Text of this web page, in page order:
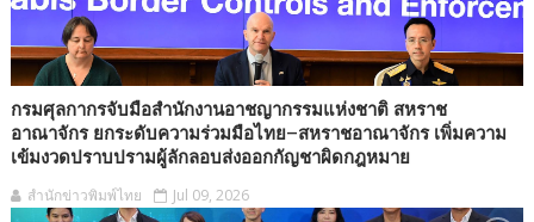
กรมศุลกากรจับมือสำนักงานอาชญากรรมแห่งชาติ สหราช
อาณาจักร ยกระดับความร่วมมือไทย–สหราชอาณาจักร เพิ่มความ
เข้มงวดปราบปรามผู้ลักลอบส่งออกกัญชาผิดกฎหมาย
สำนักข่าวพิมพ์ไทย Jul 09, 2026